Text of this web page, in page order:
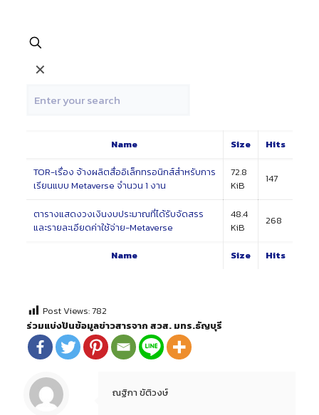
✕
Name Size Hits
Name Size Hits
TOR-เรื่อง จ้างผลิตสื่ออิเล็กทรอนิกส์สำหรับการ
เรียนแบบ Metaverse จำนวน 1 งาน
72.8
KiB
147
ตารางแสดงวงเงินงบประมาณที่ได้รับจัดสรร
และรายละเอียดค่าใช้จ่าย-Metaverse
48.4
KiB
268
Post Views:782
ร่วมแบ่งปันข้อมูลข่าวสารจาก สวส. มทร.ธัญบุรี
ณฐิกา ขัติวงษ์